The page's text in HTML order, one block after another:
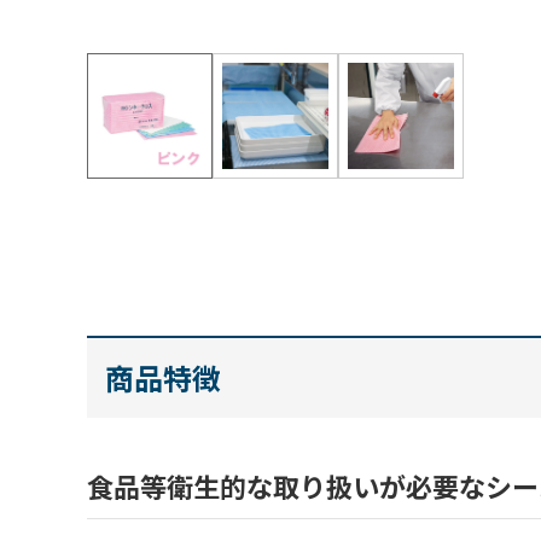
商品特徴
食品等衛生的な取り扱いが必要なシ